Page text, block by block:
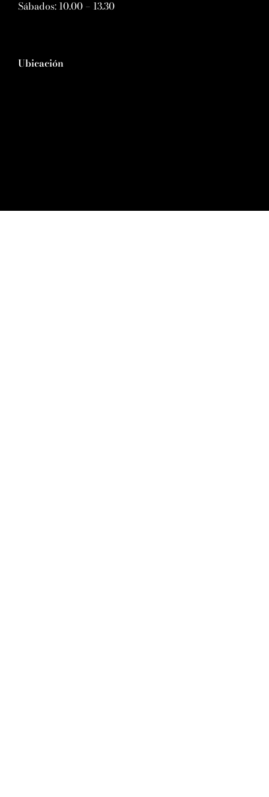
Sábados: 10.00 – 13.30
Ubicación